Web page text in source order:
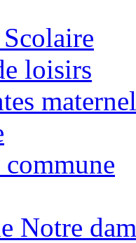
loisirs
Notre